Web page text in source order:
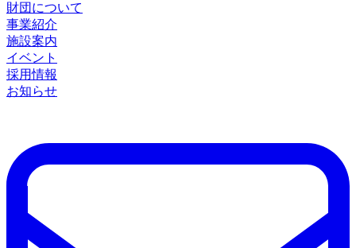
財団について
事業紹介
施設案内
イベント
採用情報
お知らせ